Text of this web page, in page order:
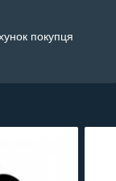
покупця